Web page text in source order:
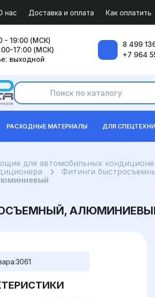
нас Доставка и оплата Как оплатить
- 19:00 (МСК)
17:00 (МСК)
выходной
8 499
+7 964
РАСХОДНЫЕ МАТЕРИАЛЫ ДЛЯ
для автомобильных
Фитинги
3061